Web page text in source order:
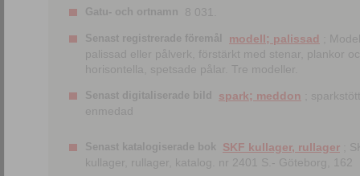
Gatu- och ortnamn 8 031.
Senast registrerade föremål modell; palissad
;
palissad eller pålverk, förstärkt med stenar, plankor
horisontella, spetsade pålar. Tre modeller.
Senast digitaliserade bild spark; meddon ;
enmedad
Senast katalogiserade bok SKF kullager, rullager ;
kullager, rullager, katalog. nr 2401 S.- Göteborg, 162